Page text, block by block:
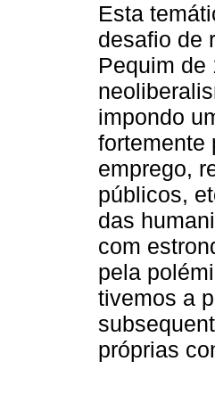
Esta
desafio de
Pequim de
impondo
fortemente
emprego,
públicos,
das
com
pela
tivemos a
próprias